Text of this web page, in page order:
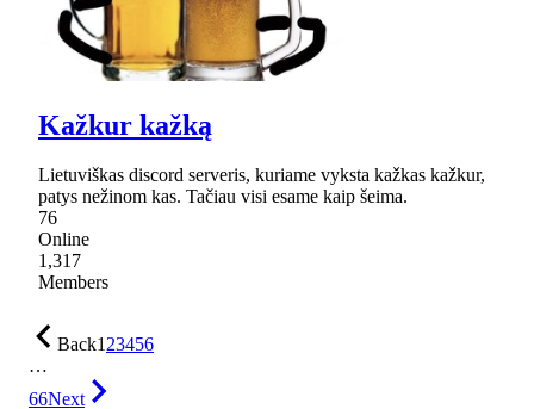
Kažkur kažką
Lietuviškas discord serveris, kuriame vyksta kažkas kažkur,
patys nežinom kas. Tačiau visi esame kaip šeima.
76
Online
1,317
Members
Back123456
…
66Next